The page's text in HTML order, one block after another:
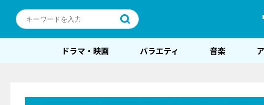
ドラマ・映画 バラエティ 音楽